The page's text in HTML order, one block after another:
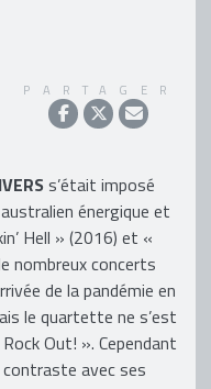
PARTAGER
s’était imposé
énergique et
Hell » (2016) et «
nombreux concerts
de la pandémie en
le quartette ne s’est
Out! ». Cependant
avec ses